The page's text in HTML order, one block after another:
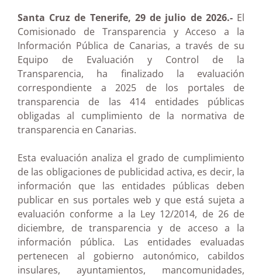
Santa Cruz de Tenerife, 29 de julio de 2026.-El
Comisionado de Transparencia y Acceso a la
Información Pública de Canarias, a través de su
Equipo de Evaluación y Control de la
Transparencia, ha finalizado la evaluación
correspondiente a 2025 de los portales de
transparencia de las 414 entidades públicas
obligadas al cumplimiento de la normativa de
transparencia en Canarias.
Esta evaluación analiza el grado de cumplimiento
de las obligaciones de publicidad activa, es decir, la
información que las entidades públicas deben
publicar en sus portales web y que está sujeta a
evaluación conforme a la Ley 12/2014, de 26 de
diciembre, de transparencia y de acceso a la
información pública. Las entidades evaluadas
pertenecen al gobierno autonómico, cabildos
insulares, ayuntamientos, mancomunidades,